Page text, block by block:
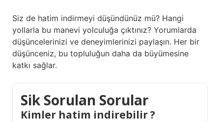
Siz de hatim indirmeyi düşündünüz mü? Hangi
yollarla bu manevi yolculuğa çıktınız? Yorumlarda
düşüncelerinizi ve deneyimlerinizi paylaşın. Her bir
düşünceniz, bu topluluğun daha da büyümesine
katkı sağlar.
Sik Sorulan Sorular
Kimler hatim indirebilir ?